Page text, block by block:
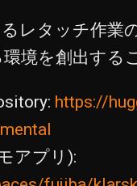
レタッチ作業
境を創出する
https://
アプリ):